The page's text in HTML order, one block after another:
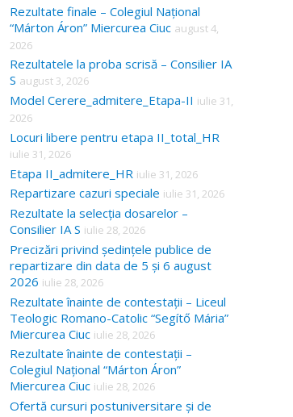
Rezultate finale – Colegiul Național
“Márton Áron” Miercurea Ciuc august 4,
2026
Rezultatele la proba scrisă – Consilier IA
S august 3, 2026
Model Cerere_admitere_Etapa-II iulie 31,
2026
Locuri libere pentru etapa II_total_HR
iulie 31, 2026
Etapa II_admitere_HR iulie 31, 2026
Repartizare cazuri speciale iulie 31, 2026
Rezultate la selecția dosarelor –
Consilier IA S iulie 28, 2026
Precizări privind ședințele publice de
repartizare din data de 5 și 6 august
2026 iulie 28, 2026
Rezultate înainte de contestații – Liceul
Teologic Romano-Catolic “Segítő Mária”
Miercurea Ciuc iulie 28, 2026
Rezultate înainte de contestații –
Colegiul Național “Márton Áron”
Miercurea Ciuc iulie 28, 2026
Ofertă cursuri postuniversitare și de